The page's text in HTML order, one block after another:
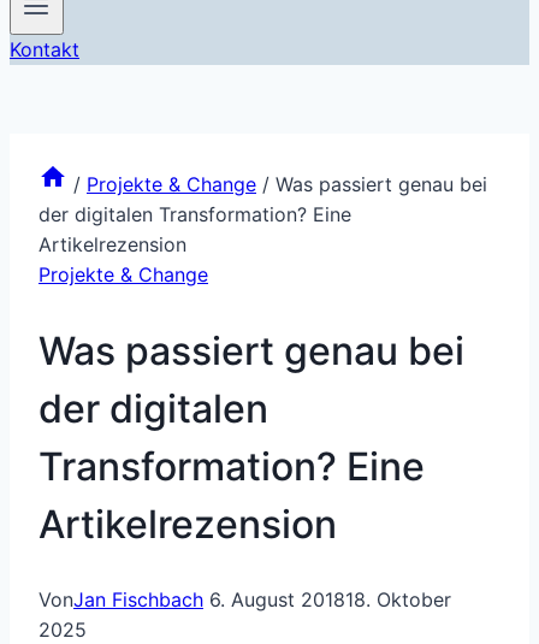
Kontakt
/ Projekte & Change / Was passiert genau bei
der digitalen Transformation? Eine
Artikelrezension
Projekte & Change
Was passiert genau bei
der digitalen
Transformation? Eine
Artikelrezension
VonJan Fischbach 6. August 201818. Oktober
2025